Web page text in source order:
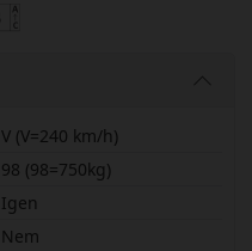
V (V=240 km/h)
98 (98=750kg)
Igen
Nem